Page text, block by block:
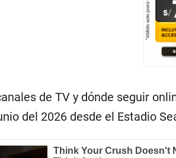
de TV y dónde seguir
del 2026 desde el Estadio